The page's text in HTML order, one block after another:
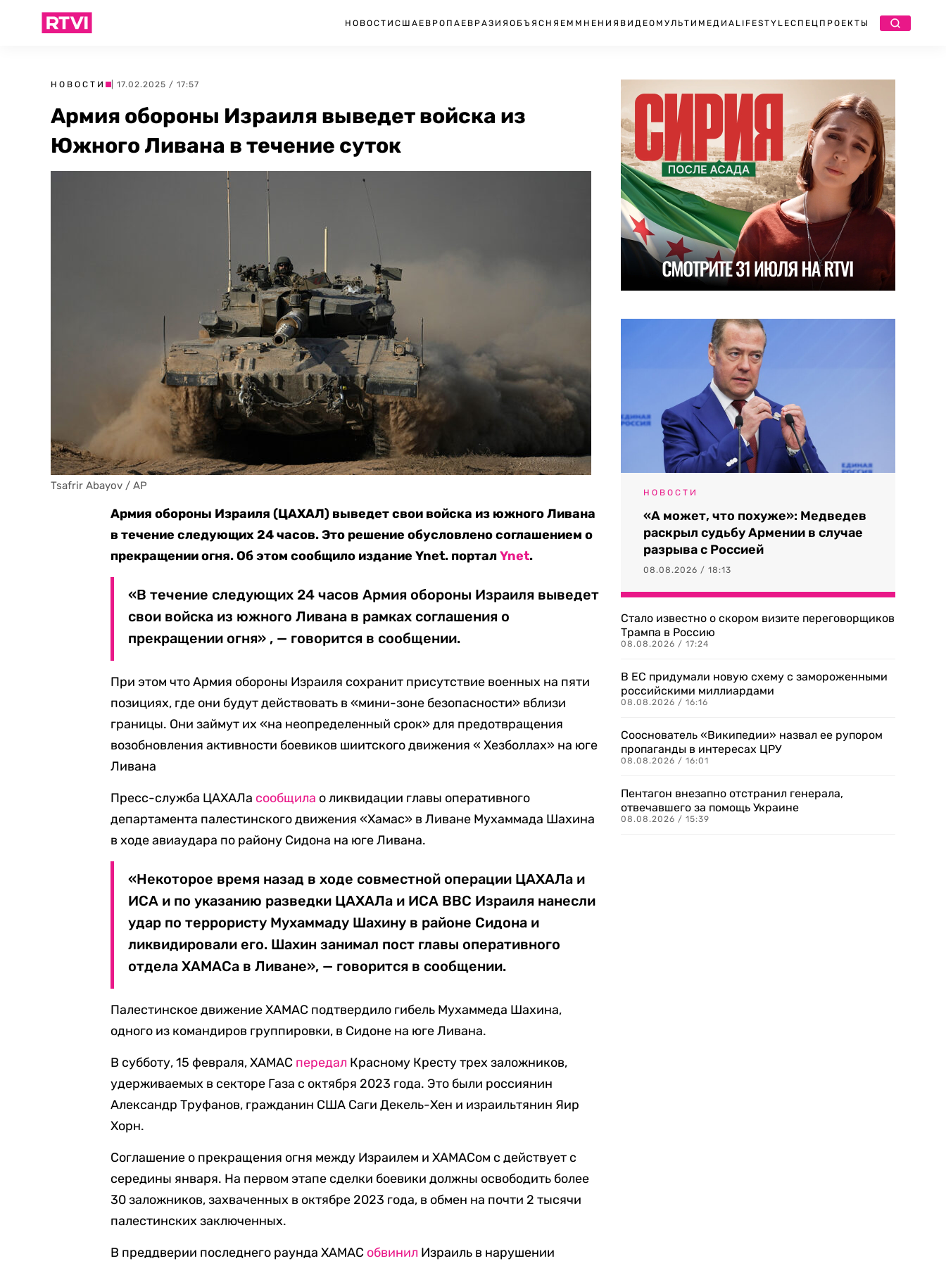
НОВОСТИ США ЕВРОПА ЕВРАЗИЯ ОБЪЯСНЯЕМ МНЕНИЯ ВИДЕО МУЛЬТИМЕДИА LIFESTYLEСПЕЦПРОЕКТЫ
НОВОСТИ | 17.02.2025 / 17:57
Армия обороны Израиля выведет войска из
Южного Ливана в течение суток
Tsafrir Abayov / AP
Армия обороны Израиля (ЦАХАЛ) выведет свои войска из южного Ливана
в течение следующих 24 часов. Это решение обусловлено соглашением о
прекращении огня. Об этом сообщило издание Ynet. порталYnet.
«В течение следующих 24 часов Армия обороны Израиля выведет
свои войска из южного Ливана в рамках соглашения о
прекращении огня» , — говорится в сообщении.
При этом что Армия обороны Израиля сохранит присутствие военных на пяти
позициях, где они будут действовать в «мини-зоне безопасности» вблизи
границы. Они займут их «на неопределенный срок» для предотвращения
возобновления активности боевиков шиитского движения « Хезболлах» на юге
Ливана
Пресс-служба ЦАХАЛа сообщила о ликвидации главы оперативного
департамента палестинского движения «Хамас» в Ливане Мухаммада Шахина
в ходе авиаудара по району Сидона на юге Ливана.
«Некоторое время назад в ходе совместной операции ЦАХАЛа и
ИСА и по указанию разведки ЦАХАЛа и ИСА ВВС Израиля нанесли
удар по террористу Мухаммаду Шахину в районе Сидона и
ликвидировали его. Шахин занимал пост главы оперативного
отдела ХАМАСа в Ливане», — говорится в сообщении.
Палестинское движение ХАМАС подтвердило гибель Мухаммеда Шахина,
одного из командиров группировки, в Сидоне на юге Ливана.
В субботу, 15 февраля, ХАМАС передал Красному Кресту трех заложников,
удерживаемых в секторе Газа с октября 2023 года. Это были россиянин
Александр Труфанов, гражданин США Саги Декель-Хен и израильтянин Яир
Хорн.
Соглашение о прекращения огня между Израилем и ХАМАСом с действует с
середины января. На первом этапе сделки боевики должны освободить более
30 заложников, захваченных в октябре 2023 года, в обмен на почти 2 тысячи
палестинских заключенных.
В преддверии последнего раунда ХАМАС обвинил Израиль в нарушении
НОВОСТИ
«А может, что похуже»: Медведев
раскрыл судьбу Армении в случае
разрыва с Россией
08.08.2026 / 18:13
Стало известно о скором визите переговорщиков
Трампа в Россию
08.08.2026 / 17:24
В ЕС придумали новую схему с замороженными
российскими миллиардами
08.08.2026 / 16:16
Сооснователь «Википедии» назвал ее рупором
пропаганды в интересах ЦРУ
08.08.2026 / 16:01
Пентагон внезапно отстранил генерала,
отвечавшего за помощь Украине
08.08.2026 / 15:39